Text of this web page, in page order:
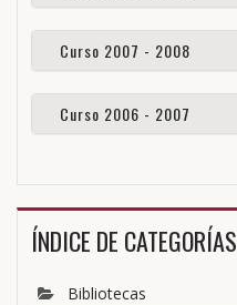
Curso 2007 - 2008
Curso 2006 - 2007
ÍNDICE DE CATEGORÍAS
Bibliotecas